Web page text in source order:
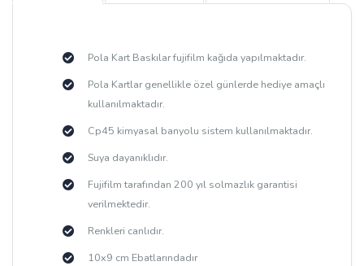
Pola Kart Baskılar fujifilm kağıda yapılmaktadır.
Pola Kartlar genellikle özel günlerde hediye amaçlı
kullanılmaktadır.
Cp45 kimyasal banyolu sistem kullanılmaktadır.
Suya dayanıklıdır.
Fujifilm tarafından 200 yıl solmazlık garantisi
verilmektedir.
Renkleri canlıdır.
10x9 cm Ebatlarındadır